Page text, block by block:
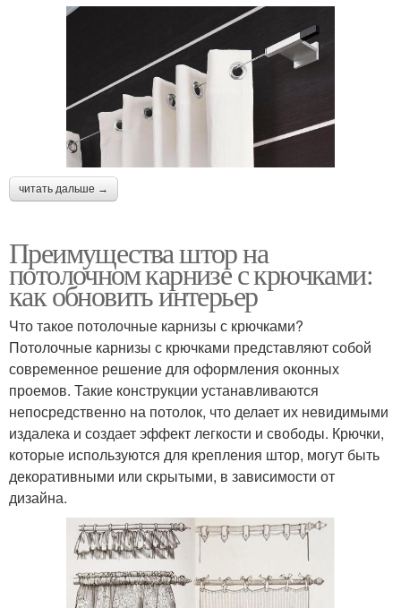
читать дальше →
Преимущества штор на
потолочном карнизе с крючками:
как обновить интерьер
Что такое потолочные карнизы с крючками?
Потолочные карнизы с крючками представляют собой
современное решение для оформления оконных
проемов. Такие конструкции устанавливаются
непосредственно на потолок, что делает их невидимыми
издалека и создает эффект легкости и свободы. Крючки,
которые используются для крепления штор, могут быть
декоративными или скрытыми, в зависимости от
дизайна.